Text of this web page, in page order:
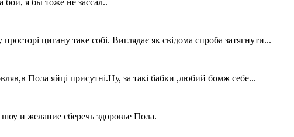
цигану таке собі. Виглядає як свідома спроба затягнути...
Пола яйці присутні.Ну, за такі бабки ,любий бомж себе...
и желание сберечь здоровье Пола.